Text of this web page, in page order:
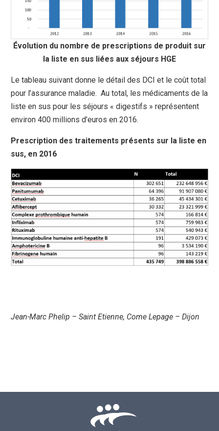
Évolution du nombre de prescriptions de produit sur
la liste en sus liées aux séjours HGE
Le tableau suivant donne le détail des DCI et le coût total
pour l’assurance maladie. Au total, les médicaments de la
liste en sus pour les séjours « digestifs » représentent
environ 400 millions d’euros en 2016.
Prescription des traitements présents sur la liste en
sus, en 2016
Jean-Marc Phelip – Saint Etienne, Come Lepage – Dijon